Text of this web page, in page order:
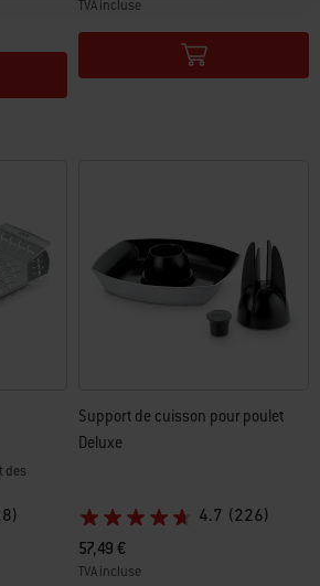
TVA incluse
Color Options
des
Support de cuisson pour poulet
Deluxe
4.7 (226)
57,49 €
TVA incluse